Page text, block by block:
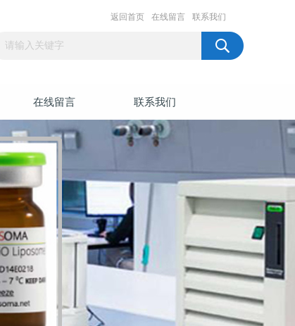
返回首页 在线留言 联系我们
在线留言 联系我们